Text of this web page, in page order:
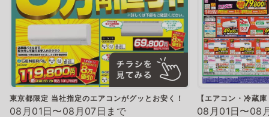
東京都限定 当社指定のエアコンがグッとお安く！
08月01日〜08月07日まで
【エアコン・冷蔵
08月01日〜08